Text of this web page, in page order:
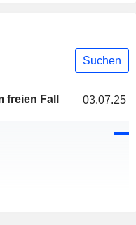
Suchen
Fall
03.07.25